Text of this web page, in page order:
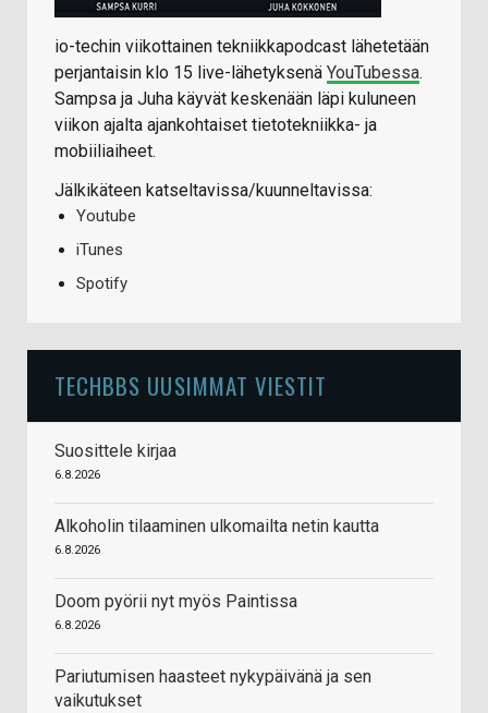
io-techin viikottainen tekniikkapodcast lähetetään
perjantaisin klo 15 live-lähetyksenä YouTubessa.
Sampsa ja Juha käyvät keskenään läpi kuluneen
viikon ajalta ajankohtaiset tietotekniikka- ja
mobiiliaiheet.
Jälkikäteen katseltavissa/kuunneltavissa:
Youtube
iTunes
Spotify
TECHBBS UUSIMMAT VIESTIT
Suosittele kirjaa
6.8.2026
Alkoholin tilaaminen ulkomailta netin kautta
6.8.2026
Doom pyörii nyt myös Paintissa
6.8.2026
Pariutumisen haasteet nykypäivänä ja sen
vaikutukset